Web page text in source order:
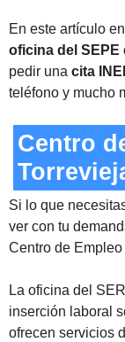
En este artículo
oficina del SEPE
pedir una cita
teléfono y mucho
Centro
Si lo que
ver con tu
Centro de
La oficina del
inserción laboral
ofrecen servicios